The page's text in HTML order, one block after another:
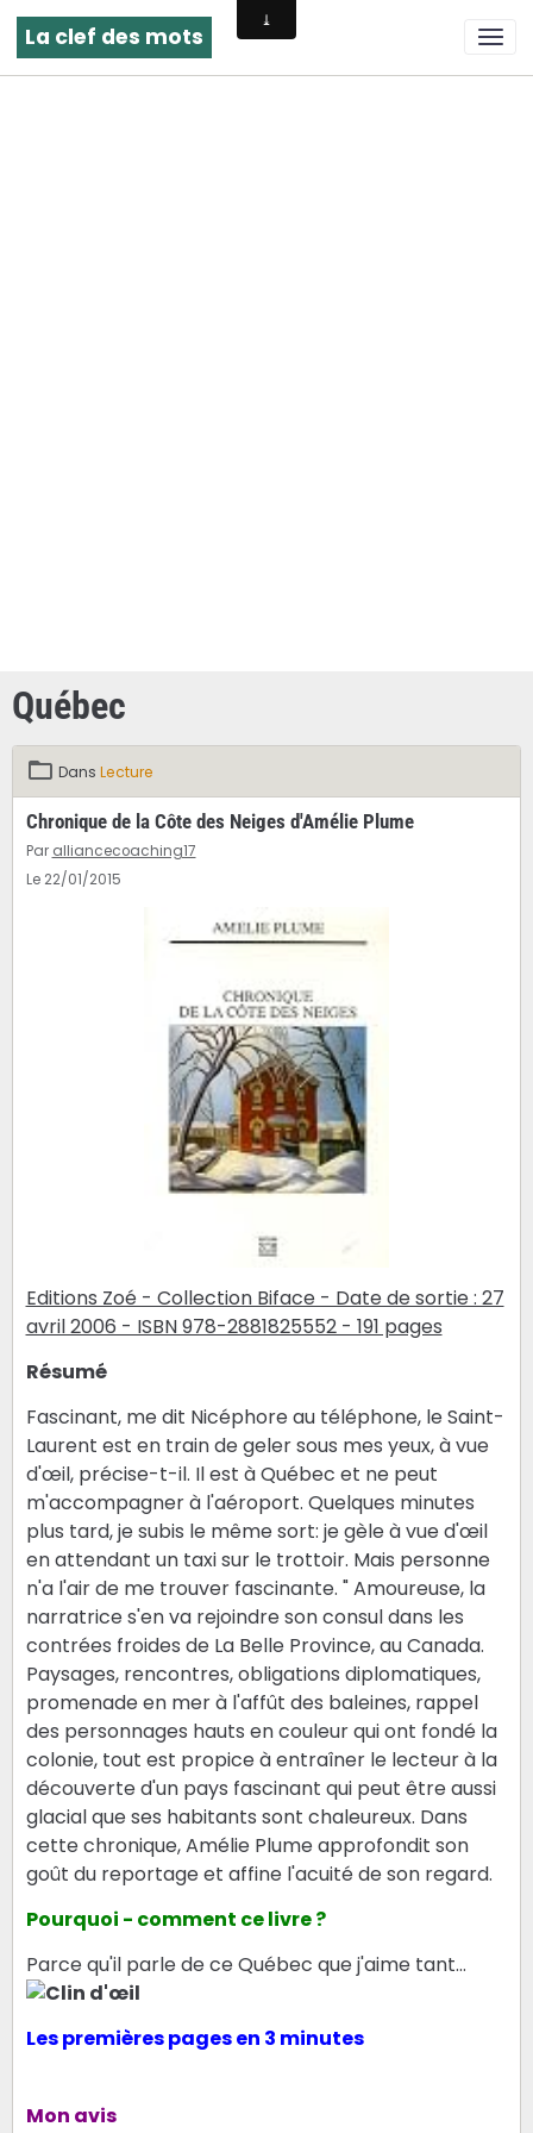
La clef des mots
Québec
Dans Lecture
Chronique de la Côte des Neiges d'Amélie Plume
Par alliancecoaching17
Le 22/01/2015
Editions Zoé - Collection Biface - Date de sortie : 27
avril 2006 - ISBN 978-2881825552 - 191 pages
Résumé
Fascinant, me dit Nicéphore au téléphone, le Saint-
Laurent est en train de geler sous mes yeux, à vue
d'œil, précise-t-il. Il est à Québec et ne peut
m'accompagner à l'aéroport. Quelques minutes
plus tard, je subis le même sort: je gèle à vue d'œil
en attendant un taxi sur le trottoir. Mais personne
n'a l'air de me trouver fascinante. " Amoureuse, la
narratrice s'en va rejoindre son consul dans les
contrées froides de La Belle Province, au Canada.
Paysages, rencontres, obligations diplomatiques,
promenade en mer à l'affût des baleines, rappel
des personnages hauts en couleur qui ont fondé la
colonie, tout est propice à entraîner le lecteur à la
découverte d'un pays fascinant qui peut être aussi
glacial que ses habitants sont chaleureux. Dans
cette chronique, Amélie Plume approfondit son
goût du reportage et affine l'acuité de son regard.
Pourquoi - comment ce livre ?
Parce qu'il parle de ce Québec que j'aime tant...
Les premières pages en 3 minutes
Mon avis